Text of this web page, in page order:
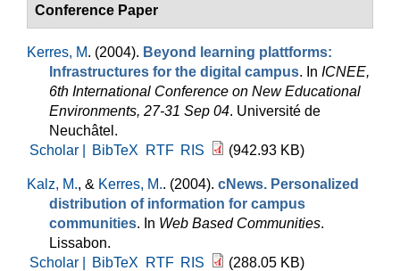
Conference Paper
Kerres, M. (2004). Beyond learning plattforms:
Infrastructures for the digital campus. In ICNEE,
6th International Conference on New Educational
Environments, 27-31 Sep 04. Université de
Neuchâtel.
Scholar |
BibTeX RTF RIS (942.93 KB)
Kalz, M., & Kerres, M.. (2004). cNews. Personalized
distribution of information for campus
communities. In Web Based Communities.
Lissabon.
Scholar |
BibTeX RTF RIS (288.05 KB)